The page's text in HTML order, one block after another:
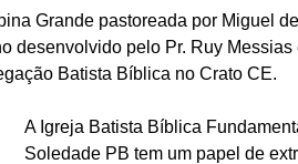
Grande pastoreada por Miguel
desenvolvido pelo Pr. Ruy Messias
Batista Bíblica no Crato CE.
A Igreja Batista Bíblica
Soledade PB tem um papel de